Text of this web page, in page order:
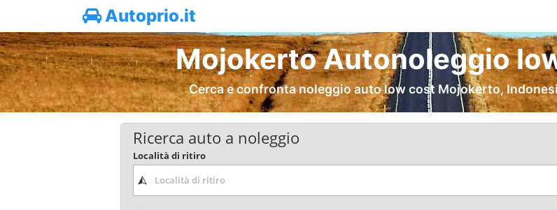
Autoprio.it
Mojokerto Autonoleggio
Cerca e confronta noleggio auto low cost Mojokerto,
Ricerca auto a noleggio
Località di ritiro